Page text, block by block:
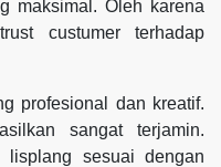
maksimal. Oleh karena
custumer terhadap
profesional dan kreatif.
sangat terjamin.
lisplang sesuai dengan